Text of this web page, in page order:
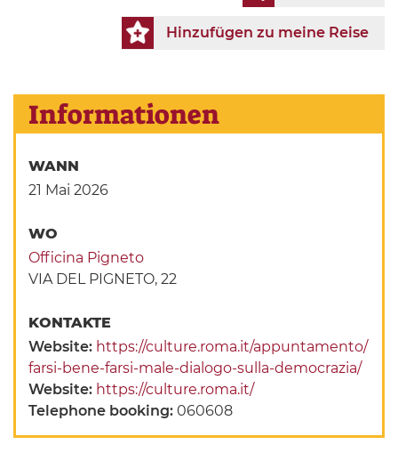
Hinzufügen zu meine Reise
Informationen
WANN
21 Mai 2026
WO
Officina Pigneto
VIA DEL PIGNETO, 22
KONTAKTE
Website: https://culture.roma.it/appuntamento/
farsi-bene-farsi-male-dialogo-sulla-democrazia/
Website: https://culture.roma.it/
Telephone booking:060608